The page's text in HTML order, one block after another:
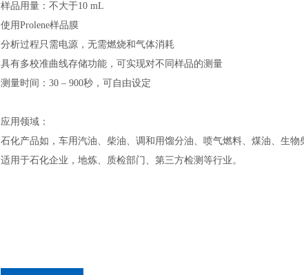
样品用量：不大于10 mL
使用Prolene样品膜
分析过程只需电源，无需燃烧和气体消耗
具有多校准曲线存储功能，可实现对不同样品的测量
测量时间：30 – 900秒，可自由设定
应用领域：
石化产品如，车用汽油、柴油、调和用馏分油、喷气燃料、煤油、生物
适用于石化企业，地炼、质检部门、第三方检测等行业。